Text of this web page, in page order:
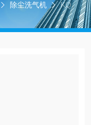
除尘洗气机
KQ